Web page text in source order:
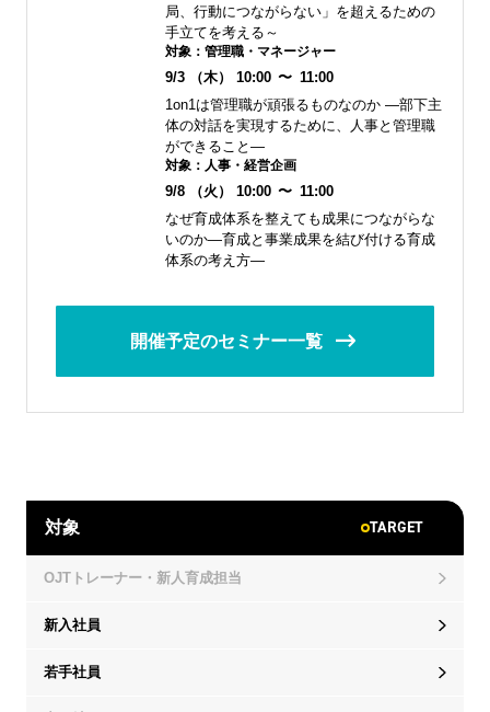
局、行動につながらない」を超えるための
手立てを考える～
対象： 管理職・マネージャー
9/3 （木） 10:00 〜 11:00
1on1は管理職が頑張るものなのか ―部下主
体の対話を実現するために、人事と管理職
ができること―
対象： 人事・経営企画
9/8 （火） 10:00 〜 11:00
なぜ育成体系を整えても成果につながらな
いのか―育成と事業成果を結び付ける育成
体系の考え方―
開催予定のセミナー一覧
対象 TARGET
OJTトレーナー・新人育成担当
新入社員
若手社員